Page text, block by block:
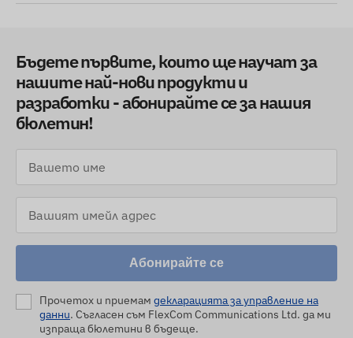
Бъдете първите, които ще научат за
нашите най-нови продукти и
разработки - абонирайте се за нашия
бюлетин!
Абонирайте се
Прочетох и приемам декларацията за управление на
данни. Съгласен съм FlexCom Communications Ltd. да ми
изпраща бюлетини в бъдеще.